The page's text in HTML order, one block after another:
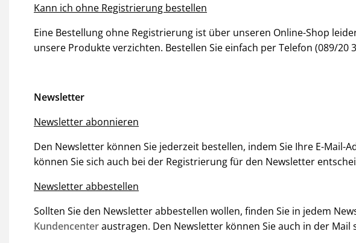
Kann ich ohne Registrierung bestellen
Eine Bestellung ohne Registrierung ist über unseren Online-Shop
unsere Produkte verzichten. Bestellen Sie einfach per Telefon (089/20
Newsletter
Newsletter abonnieren
Den Newsletter können Sie jederzeit bestellen, indem Sie Ihre E-
können Sie sich auch bei der Registrierung für den Newsletter
Newsletter abbestellen
Sollten Sie den Newsletter abbestellen wollen, finden Sie in jedem
Kundencenteraustragen. Den Newsletter können Sie auch in der